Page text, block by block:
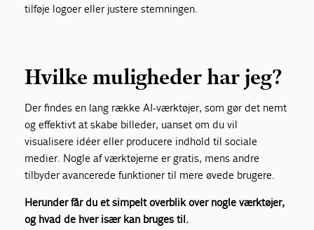
tilføje logoer eller justere stemningen.
Hvilke muligheder har jeg?
Der findes en lang række AI-værktøjer, som gør det nemt
og effektivt at skabe billeder, uanset om du vil
visualisere idéer eller producere indhold til sociale
medier. Nogle af værktøjerne er gratis, mens andre
tilbyder avancerede funktioner til mere øvede brugere.
Herunder får du et simpelt overblik over nogle værktøjer,
og hvad de hver især kan bruges til.